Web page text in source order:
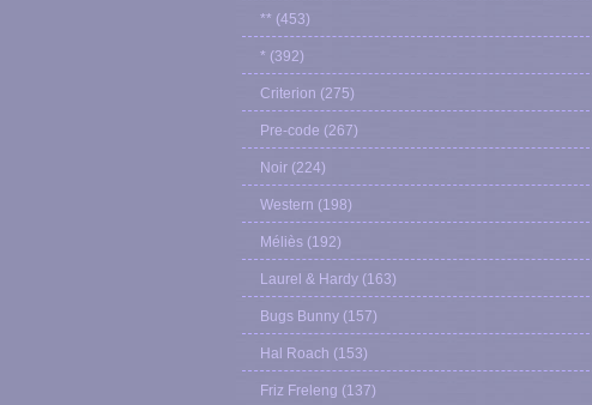
** (453)
* (392)
Criterion (275)
Pre-code (267)
Noir (224)
Western (198)
Méliès (192)
Laurel & Hardy (163)
Bugs Bunny (157)
Hal Roach (153)
Friz Freleng (137)